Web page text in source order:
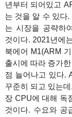
년부터 되어있고
는 것을 알 수 있다
는 시장을 공략하
것이다. 2021년에
북에어 M1(ARM
출시에 따라 증가
점 늘어나고 있다.
꾸준히 되고 있는
장 CPU에 대해 독
것이다. 수요와 공